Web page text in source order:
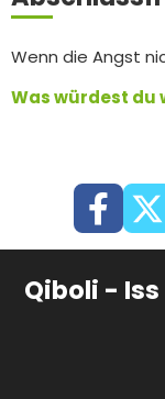
Wenn die Angst
Was würdest du
Qiboli -